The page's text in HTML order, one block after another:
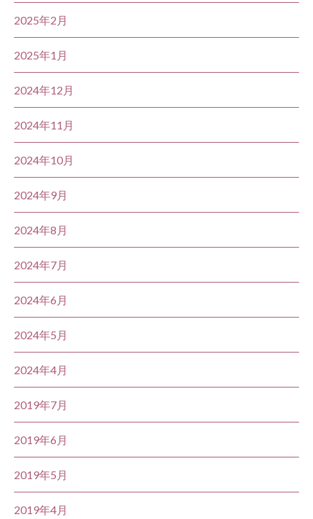
2025年2月
2025年1月
2024年12月
2024年11月
2024年10月
2024年9月
2024年8月
2024年7月
2024年6月
2024年5月
2024年4月
2019年7月
2019年6月
2019年5月
2019年4月